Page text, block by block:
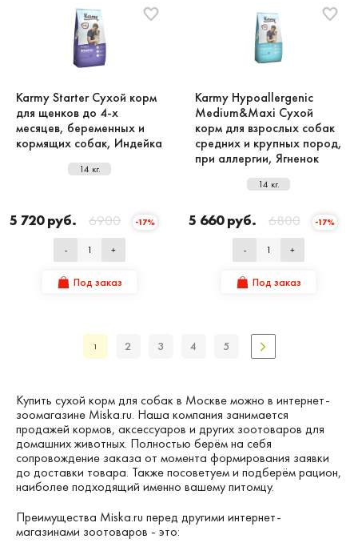
Karmy Starter Сухой корм
для щенков до 4-х
месяцев, беременных и
кормящих собак, Индейка
14 кг.
5 720 руб. 6900 -17%
- +
Под заказ
Karmy Hypoallergenic
Medium&Maxi Сухой
корм для взрослых собак
средних и крупных пород,
при аллергии, Ягненок
14 кг.
5 660 руб. 6800 -17%
- +
Под заказ
1 2 3 4 5
Купить сухой корм для собак в Москве можно в интернет-
зоомагазине Miska.ru. Наша компания занимается
продажей кормов, аксессуаров и других зоотоваров для
домашних животных. Полностью берём на себя
сопровождение заказа от момента формирования заявки
до доставки товара. Также посоветуем и подберём рацион,
наиболее подходящий именно вашему питомцу.
Преимущества Miska.ru перед другими интернет-
магазинами зоотоваров - это: